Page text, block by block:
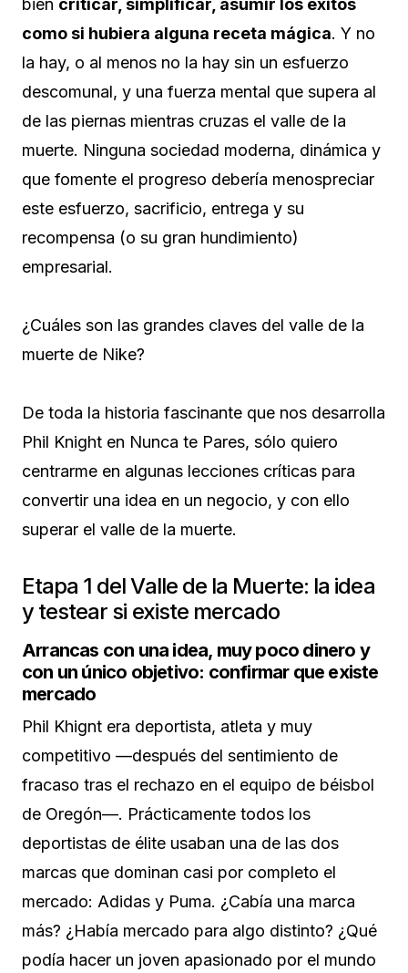
bien criticar, simplificar, asumir los éxitos
como si hubiera alguna receta mágica. Y no
la hay, o al menos no la hay sin un esfuerzo
descomunal, y una fuerza mental que supera al
de las piernas mientras cruzas el valle de la
muerte. Ninguna sociedad moderna, dinámica y
que fomente el progreso debería menospreciar
este esfuerzo, sacrificio, entrega y su
recompensa (o su gran hundimiento)
empresarial.
¿Cuáles son las grandes claves del valle de la
muerte de Nike?
De toda la historia fascinante que nos desarrolla
Phil Knight en Nunca te Pares, sólo quiero
centrarme en algunas lecciones críticas para
convertir una idea en un negocio, y con ello
superar el valle de la muerte.
Etapa 1 del Valle de la Muerte: la idea
y testear si existe mercado
Arrancas con una idea, muy poco dinero y
con un único objetivo: confirmar que existe
mercado
Phil Khignt era deportista, atleta y muy
competitivo —después del sentimiento de
fracaso tras el rechazo en el equipo de béisbol
de Oregón—. Prácticamente todos los
deportistas de élite usaban una de las dos
marcas que dominan casi por completo el
mercado: Adidas y Puma. ¿Cabía una marca
más? ¿Había mercado para algo distinto? ¿Qué
podía hacer un joven apasionado por el mundo